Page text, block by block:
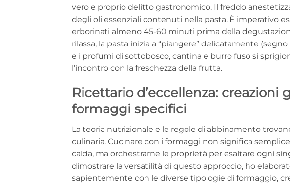
vero e proprio delitto gastronomico. Il freddo
degli oli essenziali contenuti nella pasta. È imperativo
erborinati almeno 45-60 minuti prima della
rilassa, la pasta inizia a “piangere” delicatamente
e i profumi di sottobosco, cantina e burro fuso si
l’incontro con la freschezza della frutta.
Ricettario d’eccellenza: creazioni
formaggi specifici
La teoria nutrizionale e le regole di abbinamento
culinaria. Cucinare con i formaggi non significa
calda, ma orchestrarne le proprietà per esaltare ogni
dimostrare la versatilità di questo approccio, ho
sapientemente con le diverse tipologie di formaggio,